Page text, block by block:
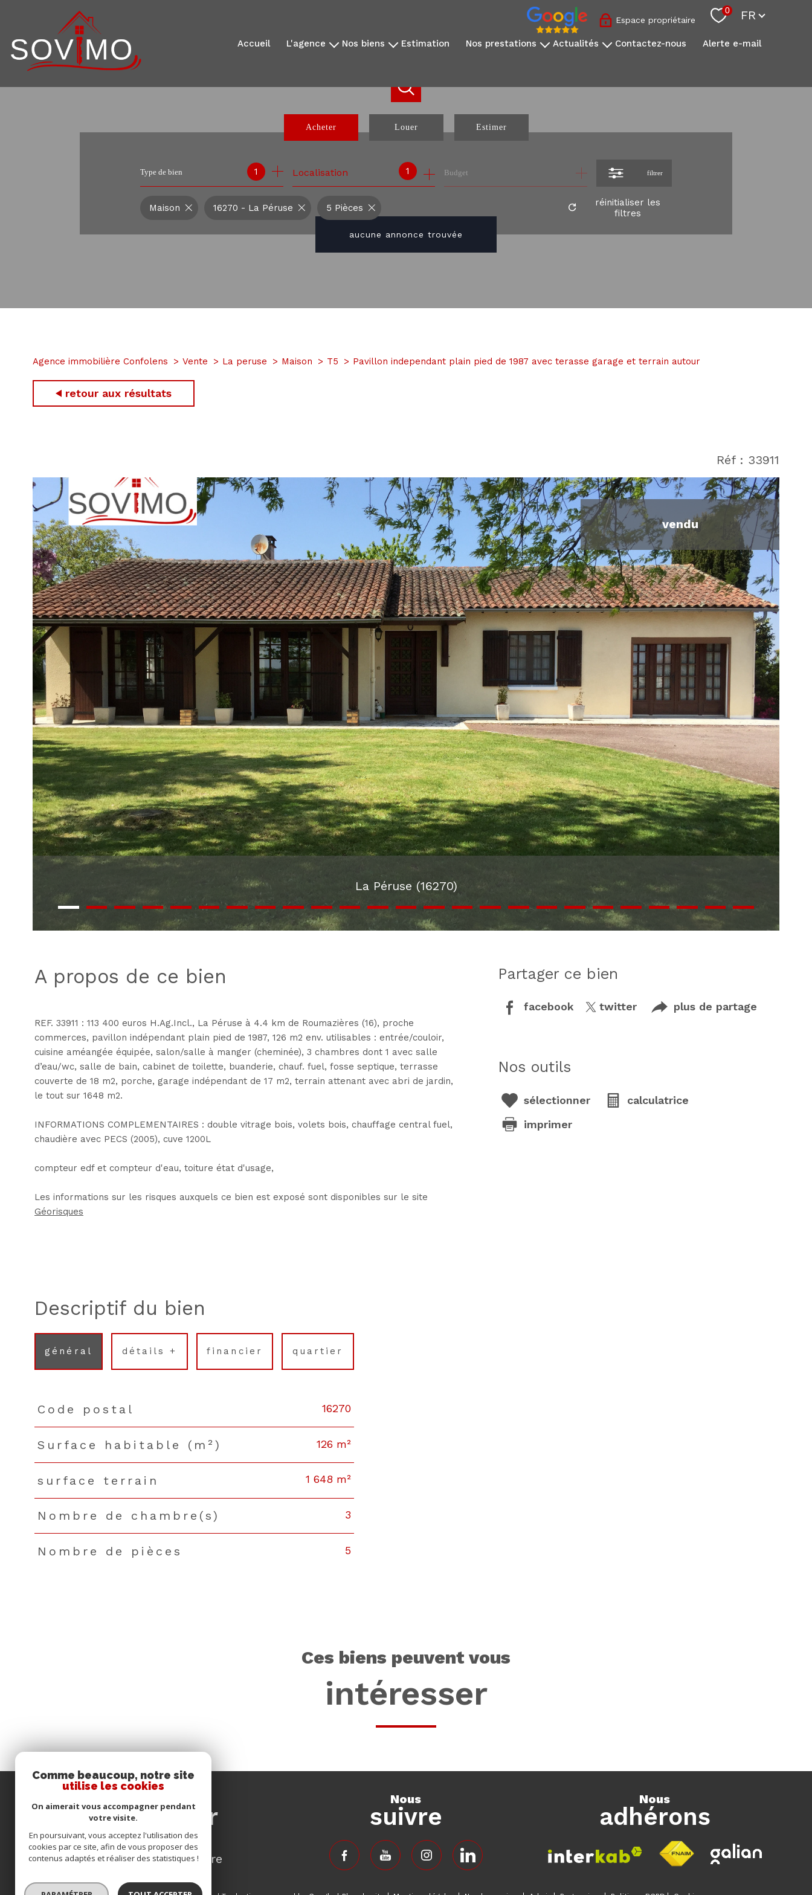
Espace propriétaire
0 FR
accueil l'agence nos biens
nos exclusivités
estimation nos prestations actualités contactez-nous alerte e-mail
Acheter Louer
à l'année
de l'immo pro
Estimer
Type de bien 1 1
Localisation Budget filtrer
aucune annonce trouvée
Maison 16270 - La Péruse 5 Pièces
réinitialiser les
filtres
Agence immobilière Confolens Vente La peruse Maison T5 Pavillon independant plain pied de 1987 avec terasse garage et terrain autour
retour aux résultats
Réf : 33911
vendu
La Péruse (16270)
a propos de ce bien
REF. 33911 : 113 400 euros H.Ag.Incl., La Péruse à 4.4 km de Roumazières (16), proche
commerces, pavillon indépendant plain pied de 1987, 126 m2 env. utilisables : entrée/couloir,
cuisine améangée équipée, salon/salle à manger (cheminée), 3 chambres dont 1 avec salle
d’eau/wc, salle de bain, cabinet de toilette, buanderie, chauf. fuel, fosse septique, terrasse
couverte de 18 m2, porche, garage indépendant de 17 m2, terrain attenant avec abri de jardin,
le tout sur 1648 m2.
INFORMATIONS COMPLEMENTAIRES : double vitrage bois, volets bois, chauffage central fuel,
chaudière avec PECS (2005), cuve 1200L
compteur edf et compteur d'eau, toiture état d'usage,
Les informations sur les risques auxquels ce bien est exposé sont disponibles sur le site
Géorisques
partager ce bien
facebook twitter plus de partage
nos outils
sélectionner
calculatrice
imprimer
descriptif du bien
général détails + financier quartier
TRAD_PAMPERO_Caracteristique
Code postal 16270
Surface habitable (m²) 126 m²
surface terrain 1 648 m²
Nombre de chambre(s) 3
Nombre de pièces 5
ces biens peuvent vous
intéresser
connecter
espace propriétaire
nous
suivre
nous
adhérons
Comme beaucoup, notre site
utilise les cookies
On aimerait vous accompagner pendant
votre visite.
En poursuivant, vous acceptez l'utilisation des
cookies par ce site, afin de vous proposer des
contenus adaptés et réaliser des statistiques !